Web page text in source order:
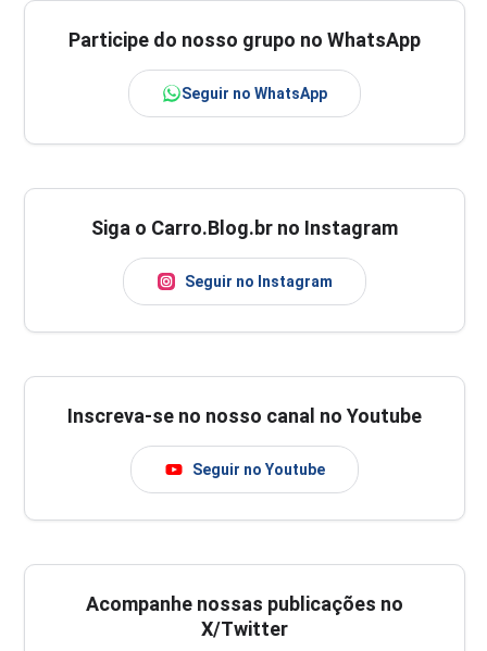
Participe do nosso grupo no WhatsApp
Seguir no WhatsApp
Siga o Carro.Blog.br no Instagram
Seguir no Instagram
Inscreva-se no nosso canal no Youtube
Seguir no Youtube
Acompanhe nossas publicações no
X/Twitter